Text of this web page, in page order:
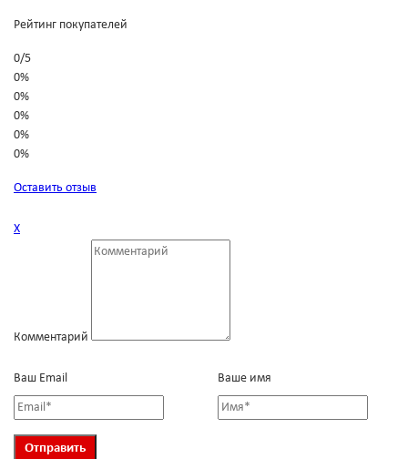
Рейтинг покупателей
0/5
0%
0%
0%
0%
0%
Оставить отзыв
Х
Комментарий
Ваш Email Ваше имя